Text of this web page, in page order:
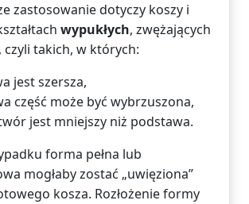
zastosowanie dotyczy koszy i
wypukłych, zwężających
czyli takich, w których:
jest szersza,
część może być wybrzuszona,
jest mniejszy niż podstawa.
forma pełna lub
mogłaby zostać „uwięziona”
kosza. Rozłożenie formy